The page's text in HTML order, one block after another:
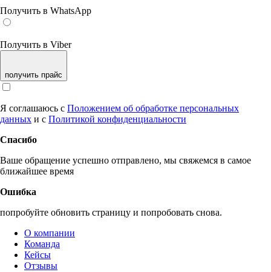
Получить в WhatsApp
Получить в Viber
получить прайс
Я соглашаюсь с Положением об обработке персональных
данных и с Политикой конфиденциальности
Спасибо
Ваше обращение успешно отправлено, мы свяжемся в самое
ближайшее время
Ошибка
попробуйте обновить страницу и попробовать снова.
О компании
Команда
Кейсы
Отзывы